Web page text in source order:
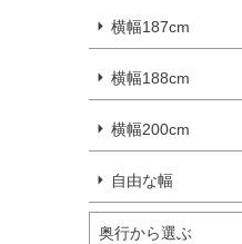
横幅187cm
横幅188cm
横幅200cm
自由な幅
奥行から選ぶ